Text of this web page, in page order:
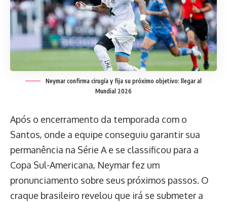
Neymar confirma cirugía y fija su próximo objetivo: llegar al
Mundial 2026
Após o encerramento da temporada com o
Santos, onde a equipe conseguiu garantir sua
permanência na Série A e se classificou para a
Copa Sul-Americana, Neymar fez um
pronunciamento sobre seus próximos passos. O
craque brasileiro revelou que irá se submeter a